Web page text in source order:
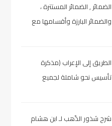
الضمائر , الضمائر المستترة ،
والضمائر البارزة وأقسامها مع
الطريق إلى الإعراب (مذكرة
تأسيس نحو شاملة لجميع
شرح شذور الذّهب لـ ابن هشام